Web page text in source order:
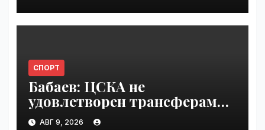
СПОРТ
Бабаев: ЦСКА не
удовлетворен трансферами |
VseTime.ru
АВГ 9, 2026